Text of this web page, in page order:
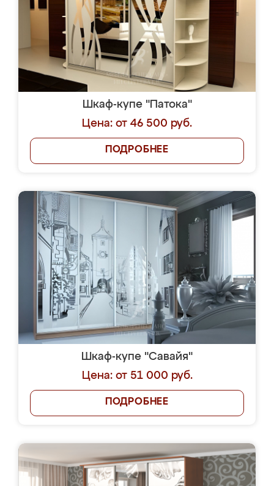
Шкаф-купе "Патока"
Цена: от 46 500 руб.
ПОДРОБНЕЕ
Шкаф-купе "Савайя"
Цена: от 51 000 руб.
ПОДРОБНЕЕ